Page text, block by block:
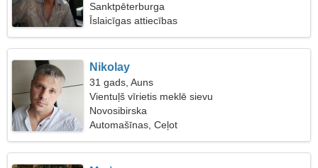
Sanktpēterburga
Īslaicīgas attiecības
Nikolay
31 gads, Auns
Vientuļš vīrietis meklē sievu
Novosibirska
Automašīnas, Ceļot